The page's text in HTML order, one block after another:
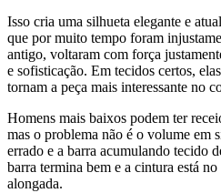
Isso cria uma silhueta elegante e
que por muito tempo foram
antigo, voltaram com força
e sofisticação. Em tecidos certos,
tornam a peça mais interessante no
Homens mais baixos podem ter
mas o problema não é o volume em
errado e a barra acumulando tecido
barra termina bem e a cintura está
alongada.